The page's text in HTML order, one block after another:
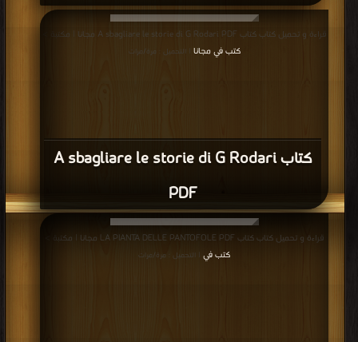
كتاب A sbagliare le storie di G Rodari
PDF
قراءة و تحميل كتاب كتاب A sbagliare le storie di G Rodari PDF مجانا | مكتبة >
كتب في مجانا | التحميل : مرة/مرات
قراءة و تحميل كتاب كتاب LA PIANTA DELLE PANTOFOLE PDF مجانا | مكتبة >
كتب في
| التحميل : مرة/مرات